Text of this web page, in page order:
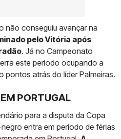
não conseguiu avançar na
pelo Vitória após
. Já no Campeonato
este período ocupando a
pontos atrás do líder Palmeiras.
PORTUGAL
para a disputa da Copa
entra em período de férias